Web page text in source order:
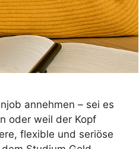
annehmen – sei es
oder weil der Kopf
flexible und seriöse